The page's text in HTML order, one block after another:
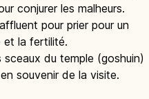
conjurer les malheurs.
pour prier pour un
et la fertilité.
du temple (goshuin)
souvenir de la visite.